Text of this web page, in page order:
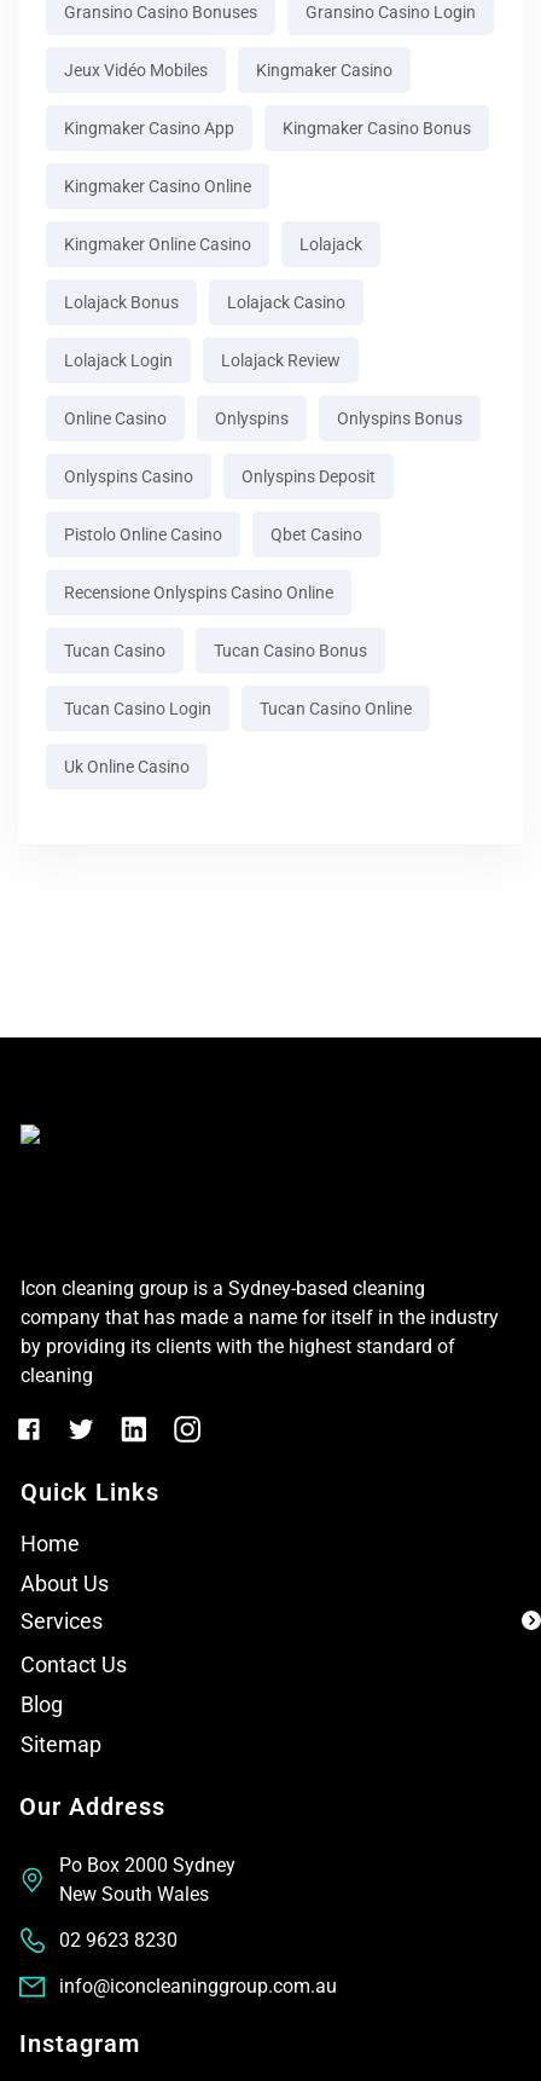
Gransino Casino Bonuses Gransino Casino Login
Jeux Vidéo Mobiles Kingmaker Casino
Kingmaker Casino App Kingmaker Casino Bonus
Kingmaker Casino Online
Kingmaker Online Casino Lolajack
Lolajack Bonus Lolajack Casino
Lolajack Login Lolajack Review
Online Casino Onlyspins Onlyspins Bonus
Onlyspins Casino Onlyspins Deposit
Pistolo Online Casino Qbet Casino
Recensione Onlyspins Casino Online
Tucan Casino Tucan Casino Bonus
Tucan Casino Login Tucan Casino Online
Uk Online Casino
Icon cleaning group is a Sydney-based cleaning
company that has made a name for itself in the industry
by providing its clients with the highest standard of
cleaning
Quick Links
Home
About Us
Services
Contact Us
Blog
Sitemap
Our Address
Po Box 2000 Sydney
New South Wales
02 9623 8230
info@iconcleaninggroup.com.au
Instagram